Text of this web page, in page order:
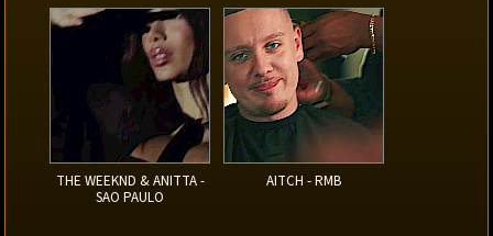
THE WEEKND & ANITTA -
SAO PAULO
AITCH - RMB